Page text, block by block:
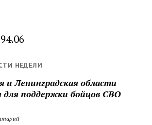
94.06
НЕДЕЛИ
и Ленинградская области
для поддержки бойцов СВО